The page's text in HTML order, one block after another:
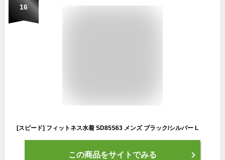
16
[スピード] フィットネス水着 SD85S63 メンズ ブラック/シルバー L
この商品をサイトでみる